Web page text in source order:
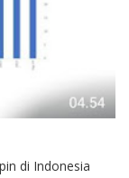
di Indonesia